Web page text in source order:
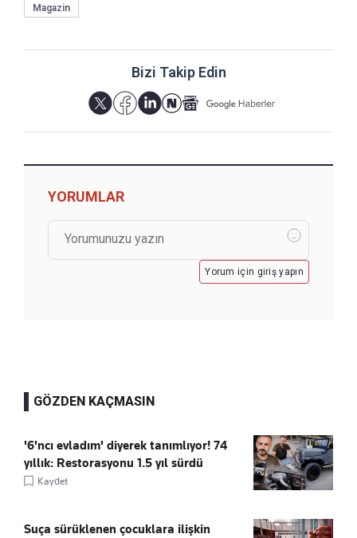
Magazin
Bizi Takip Edin
YORUMLAR
Yorum için giriş yapın
GÖZDEN KAÇMASIN
'6'ncı evladım' diyerek tanımlıyor! 74
yıllık: Restorasyonu 1.5 yıl sürdü
Kaydet
Suça sürüklenen çocuklara ilişkin